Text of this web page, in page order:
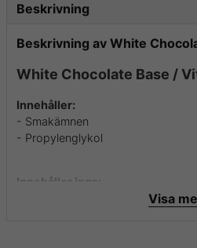
Beskrivning
Beskrivning av White
White Chocolate Base /
Innehåller:
- Smakämnen
- Propylenglykol
Innehåller inga:
Visa